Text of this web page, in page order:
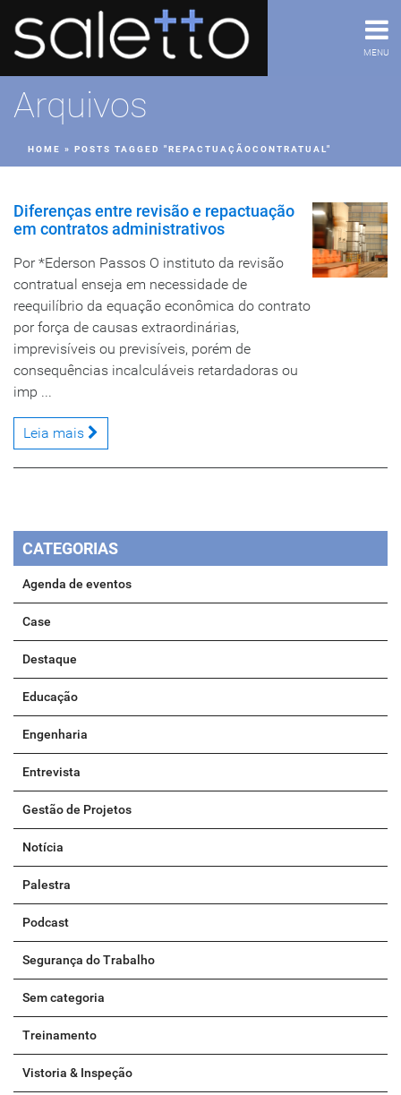
MENU
Arquivos
HOME » POSTS TAGGED "REPACTUAÇÃOCONTRATUAL"
Diferenças entre revisão e repactuação
em contratos administrativos
Por *Ederson Passos O instituto da revisão
contratual enseja em necessidade de
reequilíbrio da equação econômica do contrato
por força de causas extraordinárias,
imprevisíveis ou previsíveis, porém de
consequências incalculáveis retardadoras ou
imp ...
Leia mais
CATEGORIAS
Agenda de eventos
Case
Destaque
Educação
Engenharia
Entrevista
Gestão de Projetos
Notícia
Palestra
Podcast
Segurança do Trabalho
Sem categoria
Treinamento
Vistoria & Inspeção